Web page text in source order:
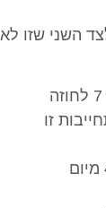
השני שזו לא
: צטטו את הסעיף הספציפי שהופר. למשל: "בהתאם לסעיף 7 לחוזה
עמדת בהתחייבות זו
: ציינו את מקור החוב. לדוגמה: "בהתאם לחשבונית מס' 4512 מיום